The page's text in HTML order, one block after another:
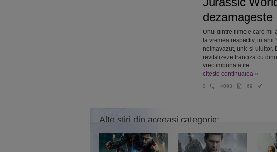
dezamageste
Unul dintre filmele care mi-
la vremea respectiv, in
neimavazut, unic si uluitor.
revitalizeze franciza cu
vreo imbunatatire.
citeste continuarea »
0 4093 69
Alte stiri din aceeasi categorie: